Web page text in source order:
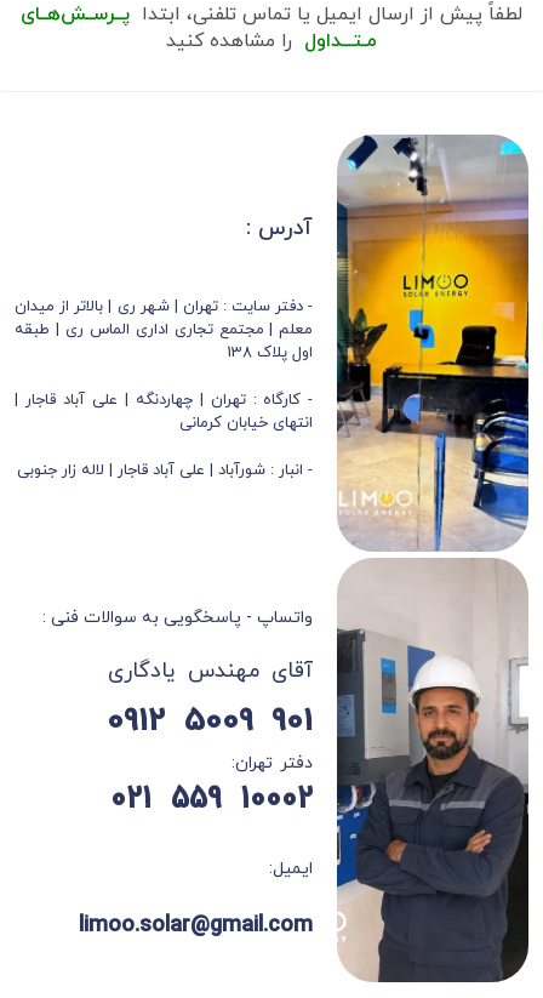
لطفاً پیش از ارسال ایمیل یا تماس تلفنی، ابتدا پــرســش‌هــای
مـتـــداول را مشاهده کنید
آدرس :
- دفتر سایت : تهران | شهر ری | بالاتر از میدان
معلم | مجتمع تجاری اداری الماس ری | طبقه
اول پلاک 138
- کارگاه : تهران | چهاردنگه | علی آباد قاجار |
انتهای خیابان کرمانی
- انبار : شورآباد | علی آباد قاجار | لاله زار جنوبی
واتساپ - پاسخگویی به سوالات فنی :
آقای مهندس یادگاری
901 5009 0912
دفتر تهران:
10002 559 021
ایمیل:
limoo.solar@gmail.com